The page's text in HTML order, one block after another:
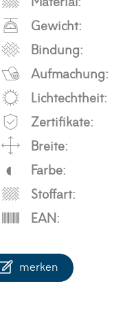
Gewicht:
Bindung:
Aufmachung:
Lichtechtheit:
Zertifikate:
Breite:
Farbe:
Stoffart:
EAN:
merken